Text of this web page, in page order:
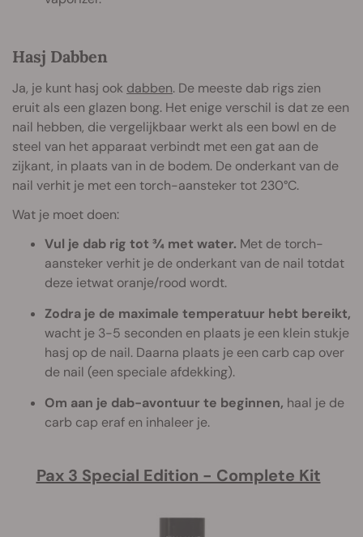
Hasj Dabben
Ja, je kunt hasj ook dabben. De meeste dab rigs zien
eruit als een glazen bong. Het enige verschil is dat ze een
nail hebben, die vergelijkbaar werkt als een bowl en de
steel van het apparaat verbindt met een gat aan de
zijkant, in plaats van in de bodem. De onderkant van de
nail verhit je met een torch-aansteker tot 230°C.
Wat je moet doen:
Vul je dab rig tot ¾ met water. Met de torch-
aansteker verhit je de onderkant van de nail totdat
deze ietwat oranje/rood wordt.
Zodra je de maximale temperatuur hebt bereikt,
wacht je 3-5 seconden en plaats je een klein stukje
hasj op de nail. Daarna plaats je een carb cap over
de nail (een speciale afdekking).
Om aan je dab-avontuur te beginnen, haal je de
carb cap eraf en inhaleer je.
Pax 3 Special Edition - Complete Kit